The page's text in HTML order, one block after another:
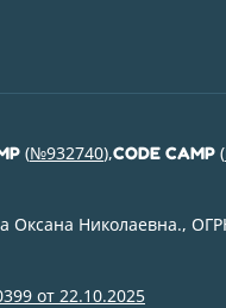
(№932740),CODE CAMP (
Оксана Николаевна.,
от 22.10.2025